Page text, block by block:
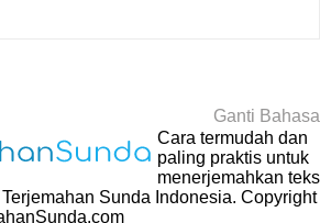
Ganti Bahasa
Cara termudah dan
paling praktis untuk
menerjemahkan teks
Terjemahan Sunda Indonesia. Copyright